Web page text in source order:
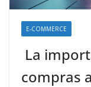
E-COMMERCE
La
compras